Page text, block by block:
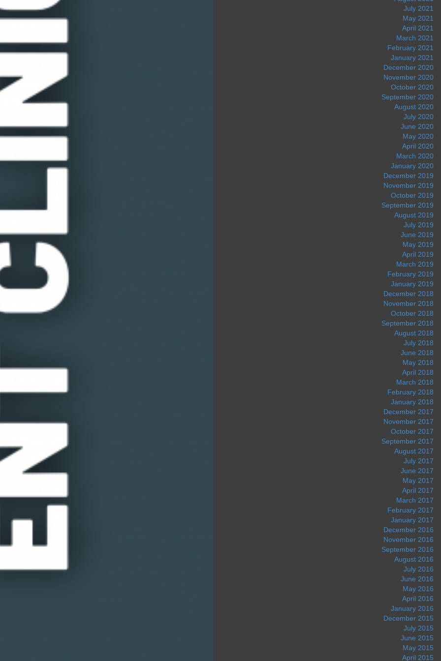
July 2021
May 2021
April 2021
March 2021
February 2021
January 2021
December 2020
November 2020
October 2020
September 2020
August 2020
July 2020
June 2020
May 2020
April 2020
March 2020
January 2020
December 2019
November 2019
October 2019
September 2019
August 2019
July 2019
June 2019
May 2019
April 2019
March 2019
February 2019
January 2019
December 2018
November 2018
October 2018
September 2018
August 2018
July 2018
June 2018
May 2018
April 2018
March 2018
February 2018
January 2018
December 2017
November 2017
October 2017
September 2017
August 2017
July 2017
June 2017
May 2017
April 2017
March 2017
February 2017
January 2017
December 2016
November 2016
September 2016
August 2016
July 2016
June 2016
May 2016
April 2016
January 2016
December 2015
July 2015
June 2015
May 2015
April 2015